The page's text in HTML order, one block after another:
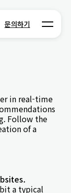
문의하기 Open
in real-time
Follow the
of a
a typical